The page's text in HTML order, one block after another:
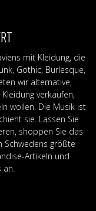
mit Kleidung, die
Gothic, Burlesque,
wir alternative,
verkaufen,
wollen. Die Musik ist
sie. Lassen Sie
shoppen Sie das
Schwedens größte
Artikeln und